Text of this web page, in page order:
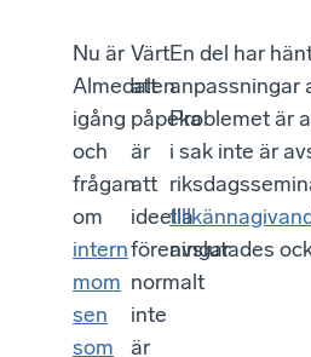
Nu är
Almedalen
igång
och
frågan
om
intern
mom
sen
som
Värt
att
påpeka
är
att
ideella
föreningar
normalt
inte
är
En del har
anpassningar
Problemet är
i sak inte är
avslutades